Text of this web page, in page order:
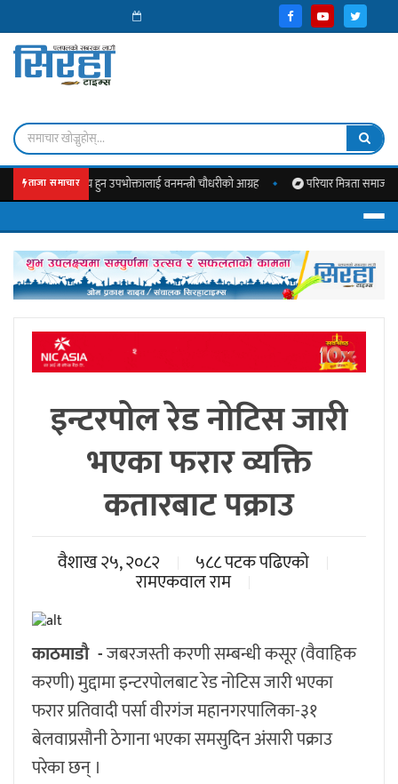
ताजा समाचार
सक्रिय हुन उपभोक्तालाई वनमन्त्री चौधरीको आग्रह परियार मित्रता समाज
इन्टरपोल रेड नोटिस जारी
भएका फरार व्यक्ति
कतारबाट पक्राउ
वैशाख २५, २०८२ ५८८ पटक पढिएको
रामएकवाल राम
काठमाडौ -जबरजस्ती करणी सम्बन्धी कसूर (वैवाहिक
करणी) मुद्दामा इन्टरपोलबाट रेड नोटिस जारी भएका
फरार प्रतिवादी पर्सा वीरगंज महानगरपालिका-३१
बेलवाप्रसौनी ठेगाना भएका समसुदिन अंसारी पक्राउ
परेका छन् ।